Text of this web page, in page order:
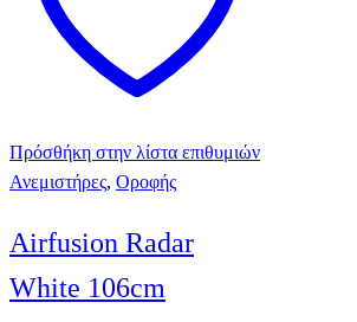
Πρόσθήκη στην λίστα επιθυμιών
Ανεμιστήρες, Οροφής
Airfusion Radar
White 106cm